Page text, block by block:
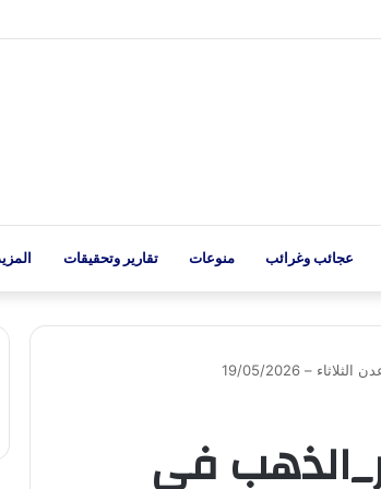
عجائب وغرائب منوعات تقارير وتحقيقات
– 19/05/2026
في